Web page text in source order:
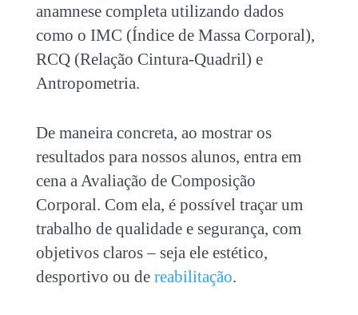
anamnese completa utilizando dados
como o IMC (Índice de Massa Corporal),
RCQ (Relação Cintura-Quadril) e
Antropometria.
De maneira concreta, ao mostrar os
resultados para nossos alunos, entra em
cena a Avaliação de Composição
Corporal. Com ela, é possível traçar um
trabalho de qualidade e segurança, com
objetivos claros – seja ele estético,
desportivo ou de reabilitação.